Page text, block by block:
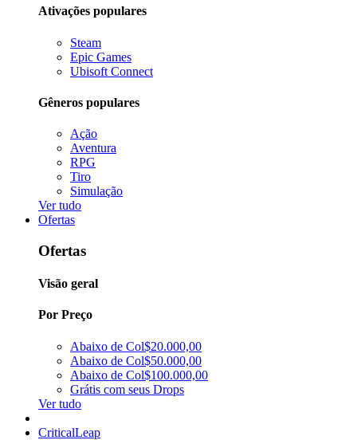
Ativações populares
Steam
Epic Games
Ubisoft Connect
Gêneros populares
Ação
Aventura
RPG
Tiro
Simulação
Ver tudo
Ofertas
Ofertas
Visão geral
Por Preço
Abaixo de Col$20.000,00
Abaixo de Col$50.000,00
Abaixo de Col$100.000,00
Grátis com seus Drops
Ver tudo
CriticalLeap